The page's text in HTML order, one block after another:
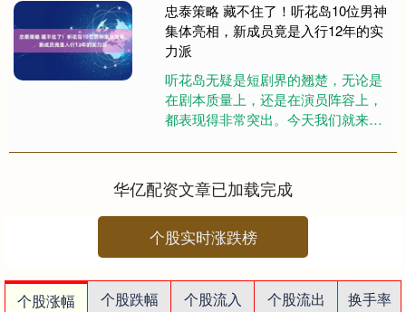
忠泰策略 藏不住了！听花岛10位男神
集体亮相，新成员竟是入行12年的实
力派
听花岛无疑是短剧界的翘楚，无论是
在剧本质量上，还是在演员阵容上，
都表现得非常突出。今天我们就来一
这些男演员个个实力派，不仅外形
出....
华亿配资文章已加载完成
个股实时涨跌榜
个股涨幅 个股跌幅 个股流入 个股流出
换手率